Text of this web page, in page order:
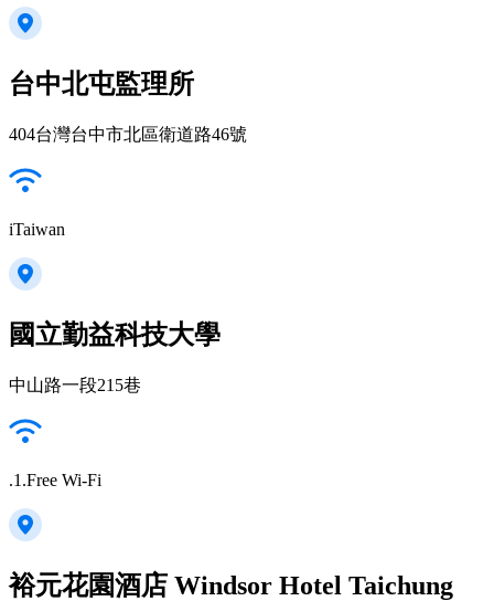
台中北屯監理所
404台灣台中市北區衛道路46號
iTaiwan
國立勤益科技大學
中山路一段215巷
.1.Free Wi-Fi
裕元花園酒店 Windsor Hotel Taichung